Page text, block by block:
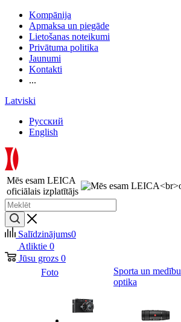
Kompānija
Apmaksa un piegāde
Lietošanas noteikumi
Privātuma politika
Jaunumi
Kontakti
...
Latviski
Русский
English
Mēs esam LEICA
oficiālais izplatītājs
Salīdzinājums0
Atliktie 0
Jūsu grozs 0
Foto
Sporta un medību
optika